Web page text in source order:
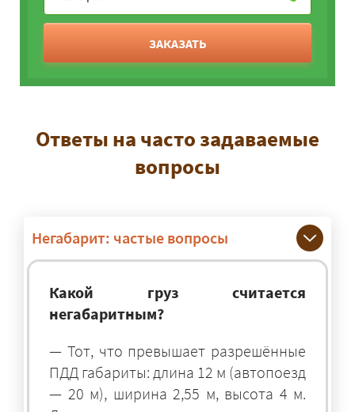
ЗАКАЗАТЬ
Ответы на часто задаваемые
вопросы
Негабарит: частые вопросы
Какой груз считается
негабаритным?
— Тот, что превышает разрешённые
ПДД габариты: длина 12 м (автопоезд
— 20 м), ширина 2,55 м, высота 4 м.